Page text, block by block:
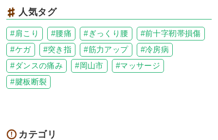
人気タグ
肩こり 腰痛 ぎっくり腰
前十字靭帯損傷
ケガ
突き指 筋力アップ
冷房病
ダンスの痛み
岡山市
マッサージ
腱板断裂
カテゴリ